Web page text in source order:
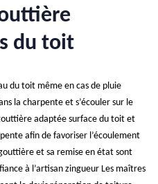
du toit
du toit même en cas de pluie
la charpente et s’écouler sur le
adaptée surface du toit et
afin de favoriser l’écoulement
et sa remise en état sont
à l’artisan zingueur Les maîtres